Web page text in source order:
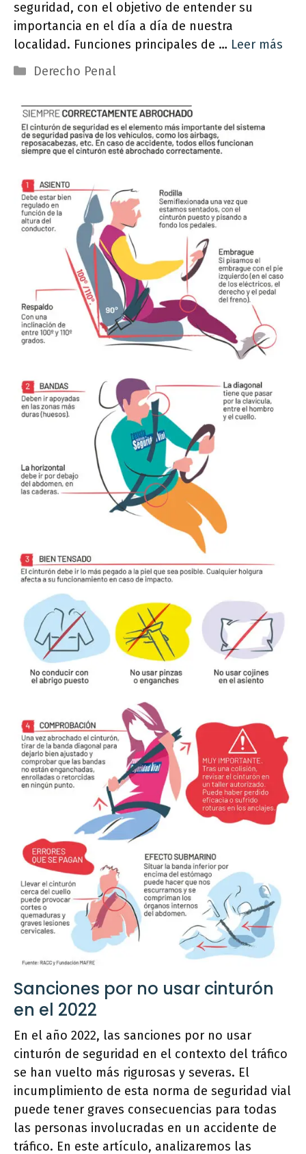
seguridad, con el objetivo de entender su
importancia en el día a día de nuestra
localidad. Funciones principales de … Leer más
Categorías
Derecho Penal
Sanciones por no usar cinturón
en el 2022
En el año 2022, las sanciones por no usar
cinturón de seguridad en el contexto del tráfico
se han vuelto más rigurosas y severas. El
incumplimiento de esta norma de seguridad vial
puede tener graves consecuencias para todas
las personas involucradas en un accidente de
tráfico. En este artículo, analizaremos las